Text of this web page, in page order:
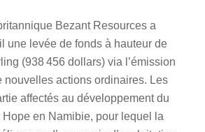
Bezant Resources a
une levée de fonds à hauteur de
(938 456 dollars) via l’émission
nouvelles actions ordinaires. Les
affectés au développement du
en Namibie, pour lequel la